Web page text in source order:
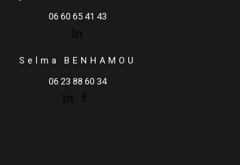
06 60 65 41 43
Selma BENHAMOU
06 23 88 60 34